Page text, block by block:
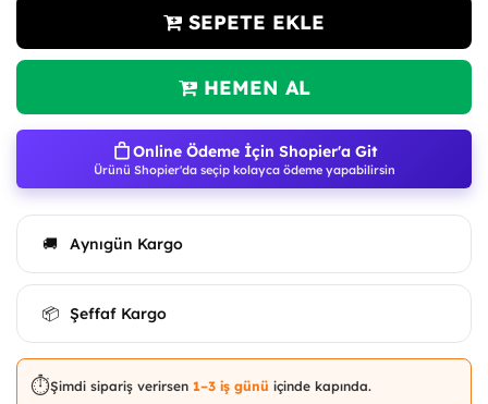
SEPETE EKLE
HEMEN AL
Online Ödeme İçin Shopier'a Git
Ürünü Shopier'da seçip kolayca ödeme yapabilirsin
🚚 Aynıgün Kargo
📦 Şeffaf Kargo
⏱️Şimdi sipariş verirsen 1–3 iş günü içinde kapında.